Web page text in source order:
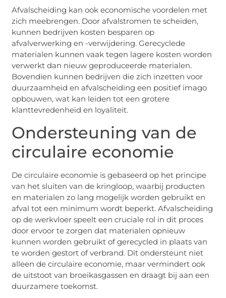
Afvalscheiding kan ook economische voordelen met
zich meebrengen. Door afvalstromen te scheiden,
kunnen bedrijven kosten besparen op
afvalverwerking en -verwijdering. Gerecyclede
materialen kunnen vaak tegen lagere kosten worden
verwerkt dan nieuw geproduceerde materialen.
Bovendien kunnen bedrijven die zich inzetten voor
duurzaamheid en afvalscheiding een positief imago
opbouwen, wat kan leiden tot een grotere
klanttevredenheid en loyaliteit.
Ondersteuning van de
circulaire economie
De circulaire economie is gebaseerd op het principe
van het sluiten van de kringloop, waarbij producten
en materialen zo lang mogelijk worden gebruikt en
afval tot een minimum wordt beperkt. Afvalscheiding
op de werkvloer speelt een cruciale rol in dit proces
door ervoor te zorgen dat materialen opnieuw
kunnen worden gebruikt of gerecycled in plaats van
te worden gestort of verbrand. Dit ondersteunt niet
alleen de circulaire economie, maar vermindert ook
de uitstoot van broeikasgassen en draagt bij aan een
duurzamere toekomst.